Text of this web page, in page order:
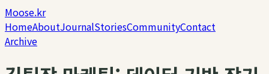
Moose.kr
HomeAboutJournalStoriesCommunityContact
Archive